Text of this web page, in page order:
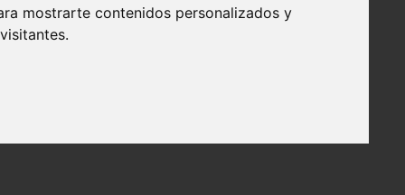
mostrarte contenidos personalizados y